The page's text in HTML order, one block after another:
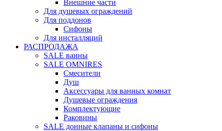
Внешние части
Для душевых ограждений
Для поддонов
Сифоны
Для инсталляций
РАСПРОДАЖА
SALE ванны
SALE OMNIRES
Смесители
Душ
Аксессуары для ванных комнат
Душевые ограждения
Комплектующие
Раковины
SALE донные клапаны и сифоны